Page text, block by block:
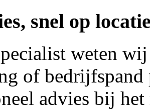
snel op
weten
of bedrijfspand
advies bij